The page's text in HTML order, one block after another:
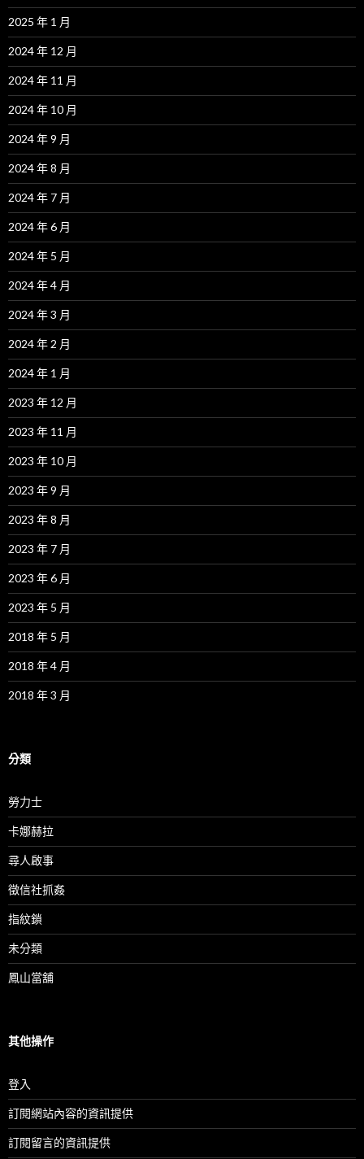
2025 年 1 月
2024 年 12 月
2024 年 11 月
2024 年 10 月
2024 年 9 月
2024 年 8 月
2024 年 7 月
2024 年 6 月
2024 年 5 月
2024 年 4 月
2024 年 3 月
2024 年 2 月
2024 年 1 月
2023 年 12 月
2023 年 11 月
2023 年 10 月
2023 年 9 月
2023 年 8 月
2023 年 7 月
2023 年 6 月
2023 年 5 月
2018 年 5 月
2018 年 4 月
2018 年 3 月
分類
勞力士
卡娜赫拉
尋人啟事
徵信社抓姦
指紋鎖
未分類
鳳山當舖
其他操作
登入
訂閱網站內容的資訊提供
訂閱留言的資訊提供